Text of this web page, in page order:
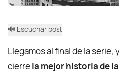
🔊 Escuchar post
Llegamos al final de la serie,
cierrela mejor historia de